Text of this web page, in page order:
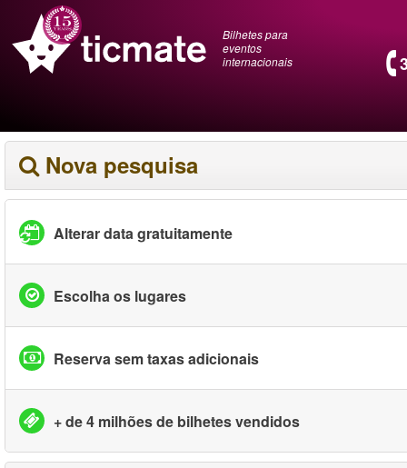
Bilhetes para
eventos
internacionais
Nova pesquisa
Alterar data gratuitamente
Escolha os lugares
Reserva sem taxas adicionais
+ de 4 milhões de bilhetes vendidos